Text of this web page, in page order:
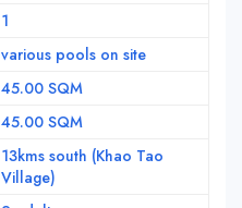
1
various pools on site
45.00 SQM
45.00 SQM
13kms south (Khao Tao
Village)